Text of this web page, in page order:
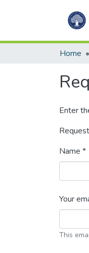
Home
Enter
Name *
Your
This